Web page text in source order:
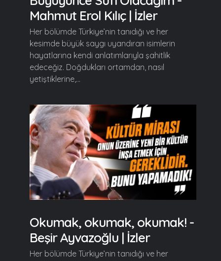
Mahmut Erol Kılıç | İzler
Her bölümde Türkiye’nin tanıdığı ve her
kesimde büyük saygı uyandıran isimlerin
hayatlarına kendi anlatımlarıyla şahitlik
edeceğiz. Doğdukları ortamdan, nasıl
yetiştiklerine,...
Okumak, okumak, okumak! -
Beşir Ayvazoğlu | İzler
Her bölümde Türkiye’nin tanıdığı ve her